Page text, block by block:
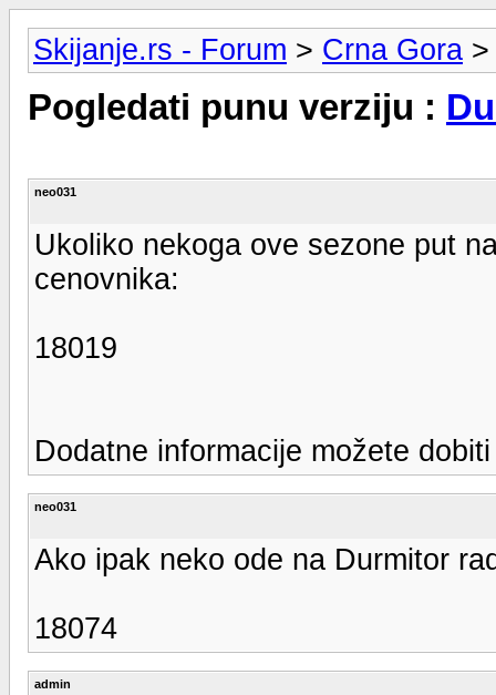
Skijanje.rs - Forum > Crna Gora
Pogledati punu verziju :
neo031
Ukoliko nekoga ove sezone put
cenovnika:
18019
Dodatne informacije možete
neo031
Ako ipak neko ode na Durmitor
18074
admin